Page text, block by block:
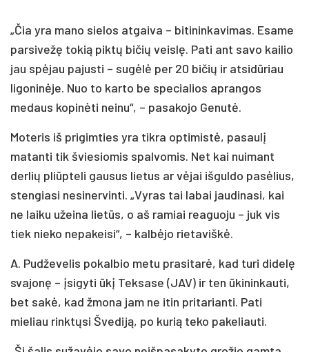
„Čia yra mano sielos atgaiva – bitininkavimas. Esame
parsivežę tokią piktų bičių veislę. Pati ant savo kailio
jau spėjau pajusti – sugėlė per 20 bičių ir atsidūriau
ligoninėje. Nuo to karto be specialios aprangos
medaus kopinėti neinu“, – pasakojo Genutė.
Moteris iš prigimties yra tikra optimistė, pasaulį
matanti tik šviesiomis spalvomis. Net kai nuimant
derlių pliūpteli gausus lietus ar vėjai išguldo pasėlius,
stengiasi nesinervinti. „Vyras tai labai jaudinasi, kai
ne laiku užeina lietūs, o aš ramiai reaguoju – juk vis
tiek nieko nepakeisi“, – kalbėjo rietaviškė.
A. Pudževelis pokalbio metu prasitarė, kad turi didelę
svajonę – įsigyti ūkį Teksase (JAV) ir ten ūkininkauti,
bet sakė, kad žmona jam ne itin pritarianti. Pati
mieliau rinktųsi Švediją, po kurią teko pakeliauti.